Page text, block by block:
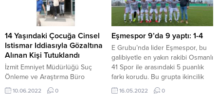
Çarpmanın şiddetiyle araç yan
yatarak durabildi. Sürücü S.A.,
aracın içerisinde sıkıştı. Kazayı
gören vatandaşlar tarafından 112
Acil Çağrı...
toplantısı düzenledi. Toplantı,
Masal Davet & Organizasyon’da
dernek gönüllülerinin katılımıyla
gerçekleştirildi. Toplantıya, İHH
Tuzla Kadın Kolları Başkanı Derya
Bay Kaptan, yardımcısı Alev...
14 Yaşındaki Çocuğa Cinsel
Istismar Iddiasıyla Gözaltına
Alınan Kişi Tutuklandı
İzmit Emniyet Müdürlüğü Suç
Önleme ve Araştırma Büro
Amirliği ekipleri, dün halk
otobüsünde bir kişinin 14
10.06.2022 0
Eşmespor 9’da 9 yaptı: 1-4
E Grubu’nda lider Eşmespor, bu
galibiyetle en yakın rakibi Osmanlı
41 Spor ile arasındaki 5 puanlık
farkı korudu. Bu grupta ikincilik
içinde çok önemli bir maç vardı.
17 puanla ikinci sırada bulunan
16.05.2022 0